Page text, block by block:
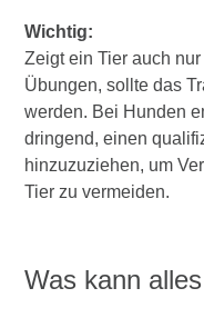
Wichtig:
Zeigt ein Tier auch
Übungen, sollte das
werden. Bei Hunden
dringend, einen
hinzuzuziehen, um
Tier zu vermeiden.
Was kann